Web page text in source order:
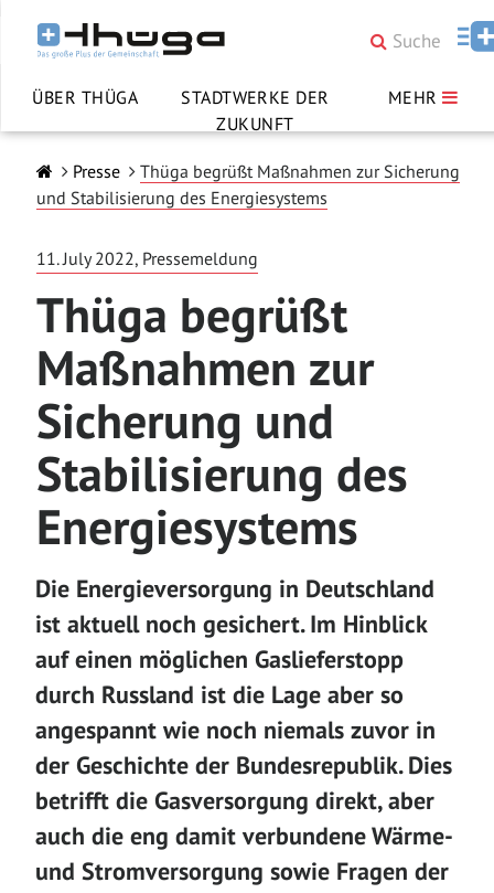
ÜBER THÜGA
STADTWERKE DER
ZUKUNFT
MEHR
Presse
Thüga begrüßt Maßnahmen zur Sicherung
und Stabilisierung des Energiesystems
11. July 2022, Pressemeldung
Thüga begrüßt
Maßnahmen zur
Sicherung und
Stabilisierung des
Energiesystems
Die Energieversorgung in Deutschland
ist aktuell noch gesichert. Im Hinblick
auf einen möglichen Gaslieferstopp
durch Russland ist die Lage aber so
angespannt wie noch niemals zuvor in
der Geschichte der Bundesrepublik. Dies
betrifft die Gasversorgung direkt, aber
auch die eng damit verbundene Wärme-
und Stromversorgung sowie Fragen der